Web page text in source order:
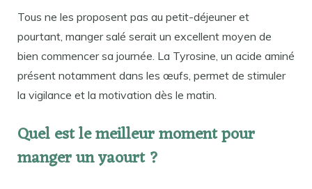
Tous ne les proposent pas au petit-déjeuner et
pourtant, manger salé serait un excellent moyen de
bien commencer sa journée. La Tyrosine, un acide aminé
présent notamment dans les œufs, permet de stimuler
la vigilance et la motivation dès le matin.
Quel est le meilleur moment pour
manger un yaourt ?